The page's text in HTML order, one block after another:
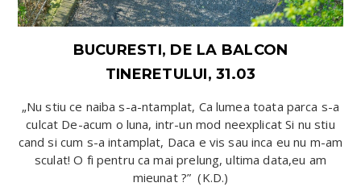
BUCURESTI, DE LA BALCON
TINERETULUI, 31.03
„Nu stiu ce naiba s-a-ntamplat, Ca lumea toata parca s-a
culcat De-acum o luna, intr-un mod neexplicat Si nu stiu
cand si cum s-a intamplat, Daca e vis sau inca eu nu m-am
sculat! O fi pentru ca mai prelung, ultima data,eu am
mieunat ?” (K.D.)